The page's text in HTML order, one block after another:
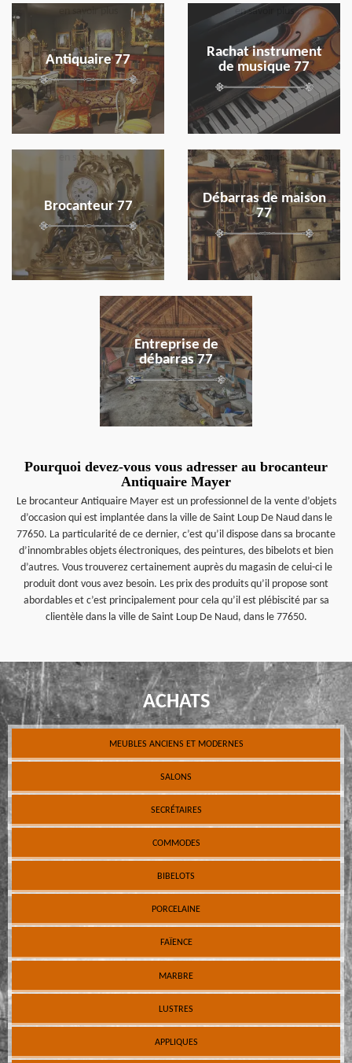
Antiquaire 77
en savoir plus
Rachat instrument
de musique 77
en savoir plus
Brocanteur 77
en savoir plus
Débarras de maison
77
en savoir plus
Entreprise de
débarras 77
en savoir plus
Pourquoi devez-vous vous adresser au brocanteur
Antiquaire Mayer
Le brocanteur Antiquaire Mayer est un professionnel de la vente d’objets
d’occasion qui est implantée dans la ville de Saint Loup De Naud dans le
77650. La particularité de ce dernier, c’est qu’il dispose dans sa brocante
d’innombrables objets électroniques, des peintures, des bibelots et bien
d’autres. Vous trouverez certainement auprès du magasin de celui-ci le
produit dont vous avez besoin. Les prix des produits qu’il propose sont
abordables et c’est principalement pour cela qu’il est plébiscité par sa
clientèle dans la ville de Saint Loup De Naud, dans le 77650.
ACHATS
MEUBLES ANCIENS ET MODERNES
SALONS
SECRÉTAIRES
COMMODES
BIBELOTS
PORCELAINE
FAÏENCE
MARBRE
LUSTRES
APPLIQUES